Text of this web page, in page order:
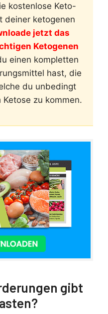
kostenlose Keto-
deiner ketogenen
jetzt das
Ketogenen
einen kompletten
hast, die
du unbedingt
zu kommen.
gibt